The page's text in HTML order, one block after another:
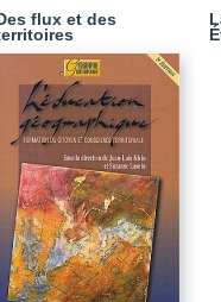
flux et des